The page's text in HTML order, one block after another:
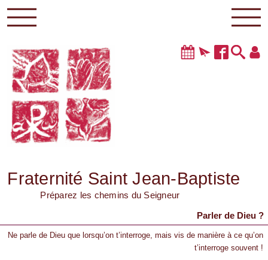
Fraternité Saint Jean-Baptiste
Préparez les chemins du Seigneur
Parler de Dieu ?
Ne parle de Dieu que lorsqu’on t’interroge, mais vis de manière à ce qu’on
t’interroge souvent !